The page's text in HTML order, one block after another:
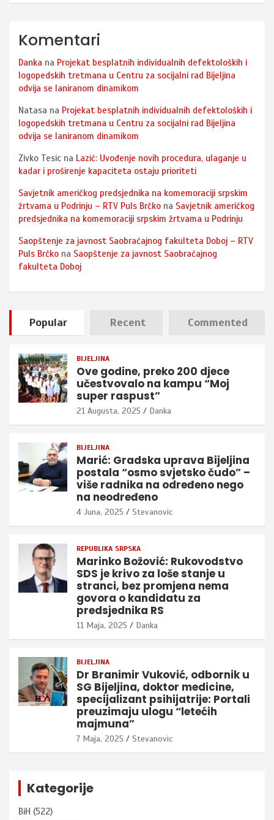
Komentari
Danka na Projekat besplatnih individualnih defektoloških i
logopedskih tretmana u Centru za socijalni rad Bijeljina
odvija se laniranom dinamikom
Natasa na Projekat besplatnih individualnih defektoloških i
logopedskih tretmana u Centru za socijalni rad Bijeljina
odvija se laniranom dinamikom
Zivko Tesic na Lazić: Uvođenje novih procedura, ulaganje u
kadar i proširenje kapaciteta ostaju prioriteti
Savjetnik američkog predsjednika na komemoraciji srpskim
žrtvama u Podrinju – RTV Puls Brčko na Savjetnik američkog
predsjednika na komemoraciji srpskim žrtvama u Podrinju
Saopštenje za javnost Saobraćajnog fakulteta Doboj – RTV
Puls Brčko na Saopštenje za javnost Saobraćajnog
fakulteta Doboj
Popular Recent Commented
BIJELJINA
Ove godine, preko 200 djece
učestvovalo na kampu “Moj
super raspust”
21 Augusta, 2025 Danka
BIJELJINA
Marić: Gradska uprava Bijeljina
postala “osmo svjetsko čudo” –
više radnika na određeno nego
na neodređeno
4 Juna, 2025 Stevanovic
REPUBLIKA SRPSKA
Marinko Božović: Rukovodstvo
SDS je krivo za loše stanje u
stranci, bez promjena nema
govora o kandidatu za
predsjednika RS
11 Maja, 2025 Danka
BIJELJINA
Dr Branimir Vuković, odbornik u
SG Bijeljina, doktor medicine,
specijalizant psihijatrije: Portali
preuzimaju ulogu “letećih
majmuna”
7 Maja, 2025 Stevanovic
Kategorije
BiH (522)